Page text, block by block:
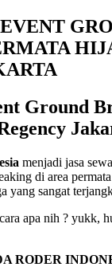
Ground
menjadi jasa sewa
di area
yang sangat
apa nih ? yukk,
RODER